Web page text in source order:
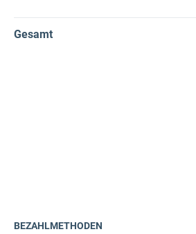
Gesamt
BEZAHLMETHODEN